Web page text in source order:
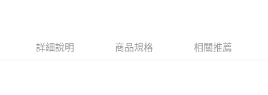
購買商品的店家。未經商家同意取消之訂單仍視為有效，需透過AFTEE先享
詳細說明 商品規格 相關推薦